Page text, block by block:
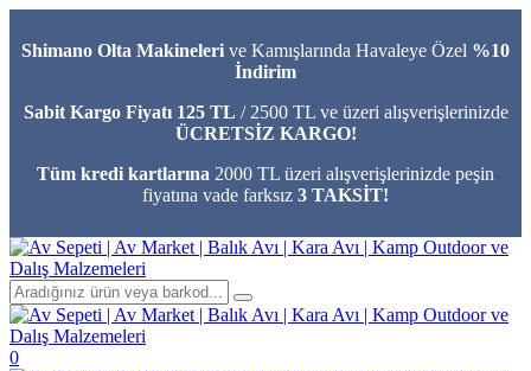
Shimano Olta Makineleri ve Kamışlarında Havaleye Özel %10
İndirim
Sabit Kargo Fiyatı 125 TL / 2500 TL ve üzeri alışverişlerinizde
ÜCRETSİZ KARGO!
Tüm kredi kartlarına 2000 TL üzeri alışverişlerinizde peşin
fiyatına vade farksız 3 TAKSİT!
0